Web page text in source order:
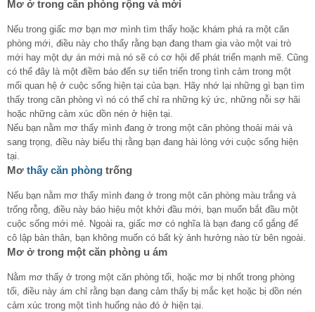
Mơ ở trong căn phòng rộng và mới
Nếu trong giấc mơ bạn mơ mình tìm thấy hoặc khám phá ra một căn
phòng mới, điều này cho thấy rằng bạn đang tham gia vào một vai trò
mới hay một dự án mới mà nó sẽ có cơ hội để phát triển mạnh mẽ. Cũng
có thể đây là một điềm báo đến sự tiến triển trong tình cảm trong một
mối quan hệ ở cuộc sống hiện tại của bạn. Hãy nhớ lại những gì bạn tìm
thấy trong căn phòng vì nó có thể chỉ ra những ký ức, những nỗi sợ hãi
hoặc những cảm xúc dồn nén ở hiện tại.
Nếu bạn nằm mơ thấy mình đang ở trong một căn phòng thoải mái và
sang trọng, điều này biểu thị rằng bạn đang hài lòng với cuộc sống hiện
tại.
Mơ thấy căn phòng trống
Nếu bạn nằm mơ thấy mình đang ở trong một căn phòng màu trắng và
trống rỗng, điều này báo hiệu một khởi đầu mới, bạn muốn bắt đầu một
cuộc sống mới mẻ. Ngoài ra, giấc mơ có nghĩa là bạn đang cố gắng để
cô lập bản thân, bạn không muốn có bất kỳ ảnh hưởng nào từ bên ngoài.
Mơ ở trong một căn phòng u ám
Nằm mơ thấy ở trong một căn phòng tối, hoặc mơ bị nhốt trong phòng
tối, điều này ám chỉ rằng bạn đang cảm thấy bị mắc kẹt hoặc bị dồn nén
cảm xúc trong một tình huống nào đó ở hiện tại.